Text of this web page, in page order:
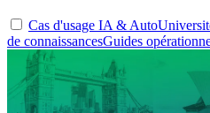
Cas d'usage IA & Auto
de connaissancesGuides